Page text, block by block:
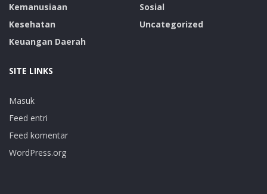
Kemanusiaan
Kesehatan
Keuangan Daerah
Sosial
Uncategorized
SITE LINKS
Masuk
Feed entri
Feed komentar
WordPress.org